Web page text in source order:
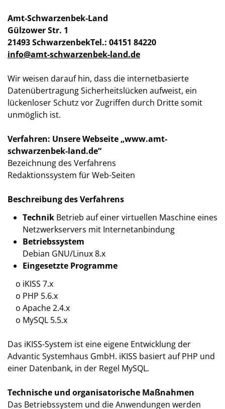
Amt-Schwarzenbek-Land
Gülzower Str. 1
21493 SchwarzenbekTel.: 04151 84220
info@amt-schwarzenbek-land.de
Wir weisen darauf hin, dass die internetbasierte
Datenübertragung Sicherheitslücken aufweist, ein
lückenloser Schutz vor Zugriffen durch Dritte somit
unmöglich ist.
Verfahren: Unsere Webseite „www.amt-
schwarzenbek-land.de“
Bezeichnung des Verfahrens
Redaktionssystem für Web-Seiten
Beschreibung des Verfahrens
Technik Betrieb auf einer virtuellen Maschine eines
Netzwerkservers mit Internetanbindung
Betriebssystem
Debian GNU/Linux 8.x
Eingesetzte Programme
o iKISS 7.x
o PHP 5.6.x
o Apache 2.4.x
o MySQL 5.5.x
Das iKISS-System ist eine eigene Entwicklung der
Advantic Systemhaus GmbH. iKISS basiert auf PHP und
einer Datenbank, in der Regel MySQL.
Technische und organisatorische Maßnahmen
Das Betriebssystem und die Anwendungen werden